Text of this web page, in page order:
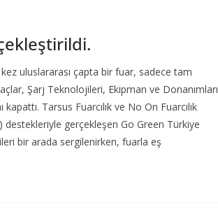
uluslararası çapta bir fuar, sadece tam
Şarj Teknolojileri, Ekipman ve Donanımları
Tarsus Fuarcılık ve No On Fuarcılık
destekleriyle gerçekleşen Go Green Türkiye
bir arada sergilenirken, fuarla eş